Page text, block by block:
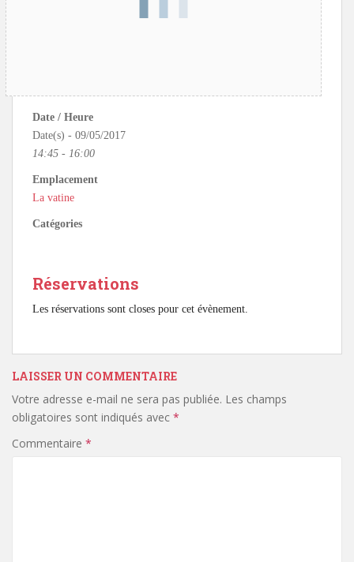
Date / Heure
Date(s) - 09/05/2017
14:45 - 16:00
Emplacement
La vatine
Catégories
Réservations
Les réservations sont closes pour cet évènement.
LAISSER UN COMMENTAIRE
Votre adresse e-mail ne sera pas publiée. Les champs
obligatoires sont indiqués avec *
Commentaire *